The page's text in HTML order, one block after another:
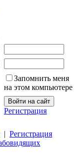
Запомнить меня
на этом компьютере
Регистрация
| Регистрация